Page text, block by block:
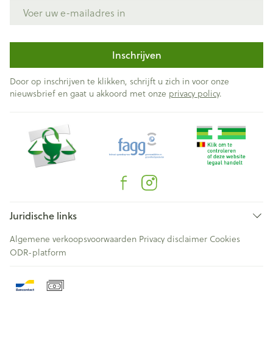
Inschrijven
Door op inschrijven te klikken, schrijft u zich in voor onze
nieuwsbrief en gaat u akkoord met onze privacy policy.
Juridische links
Algemene verkoopsvoorwaarden Privacy disclaimer Cookies
ODR-platform